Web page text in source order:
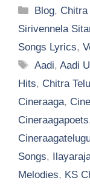
Categories
Blog, Chitra
Sirivennela
Songs Lyrics,
Tags
Aadi,Aadi
Hits, Chitra
Cineraaga,
Cineraagapoets
Songs,
Melodies, KS